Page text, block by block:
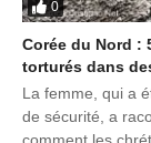
0
Corée du Nord :
torturés dans
La femme, qui a
de sécurité, a
comment les